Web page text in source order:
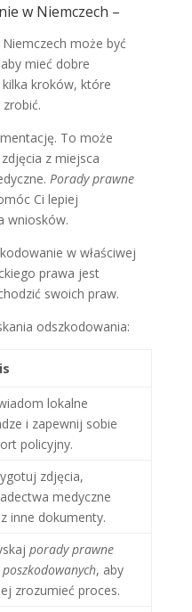
w Niemczech –
może być
mieć dobre
kroków, które
To może
z miejsca
Porady prawne
Ci lepiej
wniosków.
w właściwej
prawa jest
swoich praw.
odszkodowania:
lokalne
i zapewnij sobie
policyjny.
zdjęcia,
medyczne
inne dokumenty.
porady prawne
, aby
zrozumieć proces.